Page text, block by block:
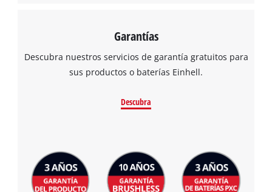
Garantías
Descubra nuestros servicios de garantía gratuitos para
sus productos o baterías Einhell.
Descubra